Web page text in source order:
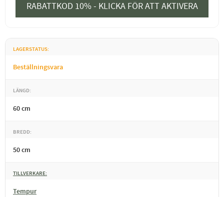
RABATTKOD 10% - KLICKA FÖR ATT AKTIVERA
LAGERSTATUS
Beställningsvara
LÄNGD
60 cm
BREDD
50 cm
TILLVERKARE
Tempur